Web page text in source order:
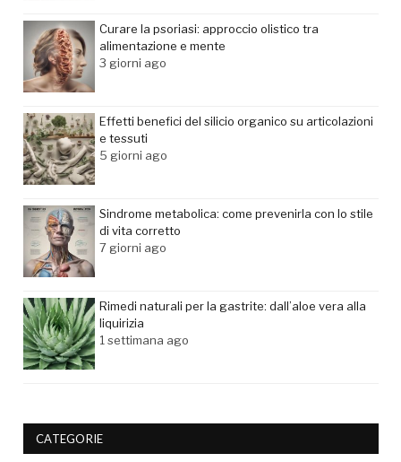
Curare la psoriasi: approccio olistico tra
alimentazione e mente
3 giorni ago
Effetti benefici del silicio organico su articolazioni
e tessuti
5 giorni ago
Sindrome metabolica: come prevenirla con lo stile
di vita corretto
7 giorni ago
Rimedi naturali per la gastrite: dall’aloe vera alla
liquirizia
1 settimana ago
CATEGORIE